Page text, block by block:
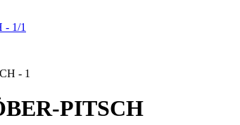
PITSCH